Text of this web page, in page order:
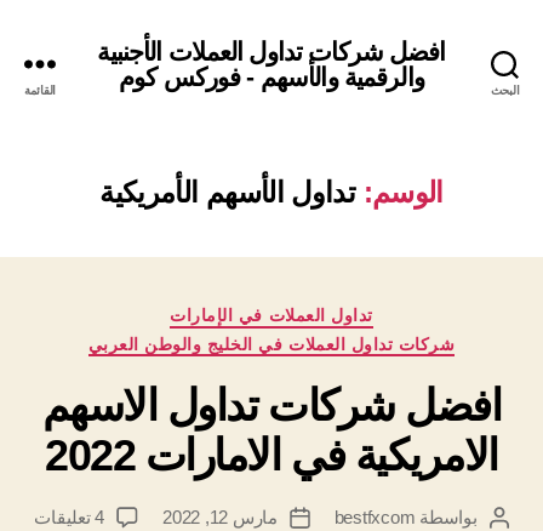
البحث
افضل شركات تداول العملات الأجنبية
والرقمية والأسهم - فوركس كوم
القائمة
الوسم: تداول الأسهم الأمريكية
التصنيفات
تداول العملات في الإمارات
شركات تداول العملات في الخليج والوطن العربي
افضل شركات تداول الاسهم
الامريكية في الامارات 2022
كاتببواسطة bestfxcom
تاريخمارس 12, 2022 4 تعليقات
على